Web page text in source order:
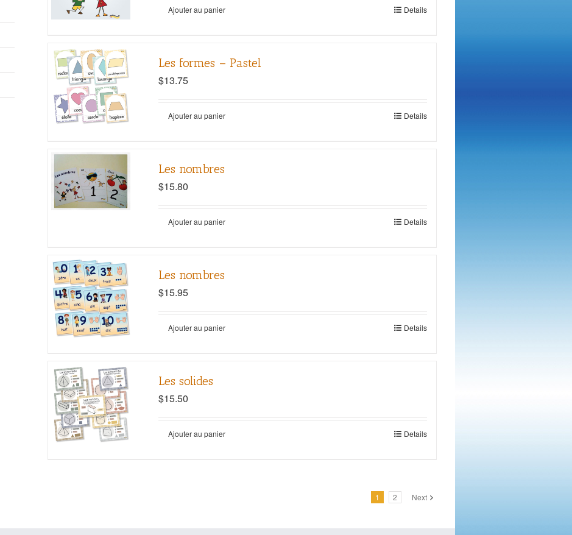
Ajouter au panier Details
Les formes – Pastel
$13.75
Ajouter au panier Details
Les nombres
$15.80
Ajouter au panier Details
Les nombres
$15.95
Ajouter au panier Details
Les solides
$15.50
Ajouter au panier Details
1 2 Next